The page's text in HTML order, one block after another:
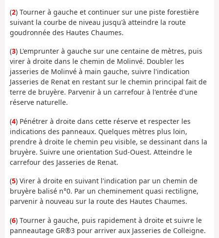
(2) Tourner à gauche et continuer sur une piste forestière
suivant la courbe de niveau jusqu'à atteindre la route
goudronnée des Hautes Chaumes.
(3) L'emprunter à gauche sur une centaine de mètres, puis
virer à droite dans le chemin de Molinvé. Doubler les
jasseries de Molinvé à main gauche, suivre l'indication
Jasseries de Renat en restant sur le chemin principal fait de
terre de bruyère. Parvenir à un carrefour à l'entrée d'une
réserve naturelle.
(4) Pénétrer à droite dans cette réserve et respecter les
indications des panneaux. Quelques mètres plus loin,
prendre à droite le chemin peu visible, se dessinant dans la
bruyère. Suivre une orientation Sud-Ouest. Atteindre le
carrefour des Jasseries de Renat.
(5) Virer à droite en suivant l'indication par un chemin de
bruyère balisé n°0. Par un cheminement quasi rectiligne,
parvenir à nouveau sur la route des Hautes Chaumes.
(6) Tourner à gauche, puis rapidement à droite et suivre le
panneautage GR®3 pour arriver aux Jasseries de Colleigne.